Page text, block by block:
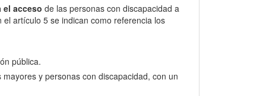
el acceso de las personas con discapacidad a
artículo 5 se indican como referencia los
pública.
y personas con discapacidad, con un